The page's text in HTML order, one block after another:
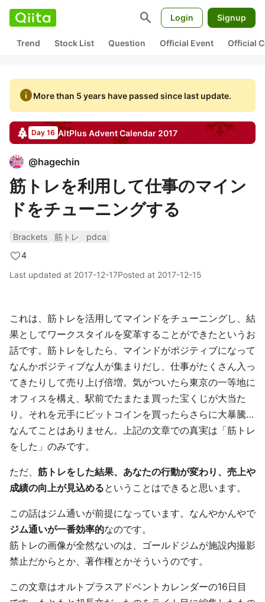
search Login Signup
Trend Stock List Question Official Event Official
infoMore than 5 years have passed since last update.
Day 16 AltPlus Advent Calendar 2017
@hagechin
筋トレを利用して仕事のマイン
ドをチューニングする
Brackets 筋トレ
pdca
4
Last updated at 2017-12-17Posted at 2017-12-15
これは、筋トレを活用してマインドをチューニングし、結
果としてワークスタイルを変革することができたというお
話です。筋トレをしたら、マインドがポジティブになって
なんかポジティブな人が集まりだし、仕事がたくさん入っ
てきたりして売り上げ倍増。気がついたら東京の一等地に
オフィスを構え、駅前でたまたま買った宝くじが大当た
り。それを元手にビットコインを買ったらさらに大暴騰…
なんてことはありません。上記の文章での真実は「筋トレ
をした」のみです。
ただ、 筋トレをした結果、あなたの行動が変わり、売上や
成績の向上が見込めるということはできると思います。
この話はジム通いが前提になっています。なんやかんやで
ジム通いが一番効率的なのです。
筋トレの画像が全然ないのは、ゴールドジムが施設内撮影
禁止だからとか、著作権とかそういうのです。
この文章はオルトプラスアドベントカレンダーの16日目